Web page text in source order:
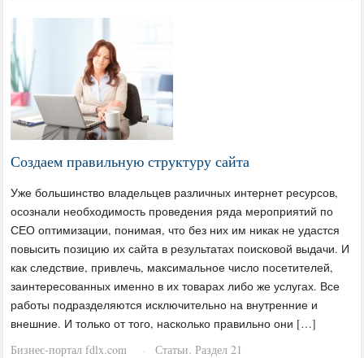
Создаем правильную структуру сайта
Уже большинство владельцев различных интернет ресурсов,
осознали необходимость проведения ряда мероприятий по
СЕО оптимизации, понимая, что без них им никак не удастся
повысить позицию их сайта в результатах поисковой выдачи. И
как следствие, привлечь, максимальное число посетителей,
заинтересованных именно в их товарах либо же услугах. Все
работы подразделяются исключительно на внутренние и
внешние. И только от того, насколько правильно они […]
Бизнес-портал fdlx.com
· Статьи. Раздел 21